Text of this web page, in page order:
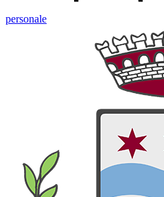
personale